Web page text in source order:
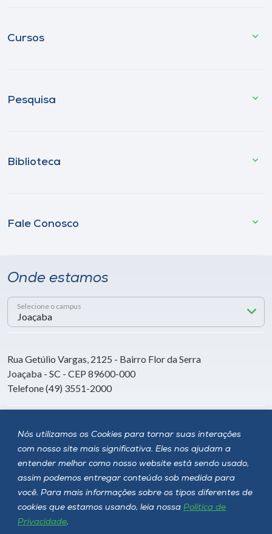
Nós utilizamos os Cookies para tornar suas interações
com nosso site mais significativa. Eles nos ajudam a
entender melhor como nosso website está sendo usado,
assim podemos entregar conteúdo sob medida para
você. Para mais informações sobre os tipos diferentes de
cookies que estamos usando, leia nossa Política de
Privacidade.
Cursos
Pesquisa
Biblioteca
Fale Conosco
Onde estamos
Selecione o campus
Rua Getúlio Vargas, 2125 - Bairro Flor da Serra
Joaçaba - SC - CEP 89600-000
Telefone (49) 3551-2000
Siga a Unoesc